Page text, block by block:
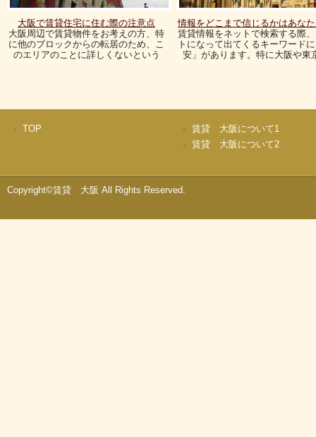
大阪で賃貸住宅に住む際の注意点
大阪周辺で賃貸物件をお考えの方、特
に他のブロックからの転居のため、こ
のエリアのことに詳しくないという
情報をどこまで信じるかはあな
賃貸情報をネットで検索する際
トになって出てくるキーワード
安」があります。特に大阪や東
TOP
賃貸 大阪について1
賃貸 大阪について2
Copyright©賃貸 大阪 All Rights Reserved.